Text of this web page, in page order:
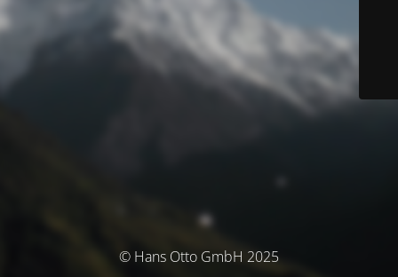
© Hans Otto GmbH 2025